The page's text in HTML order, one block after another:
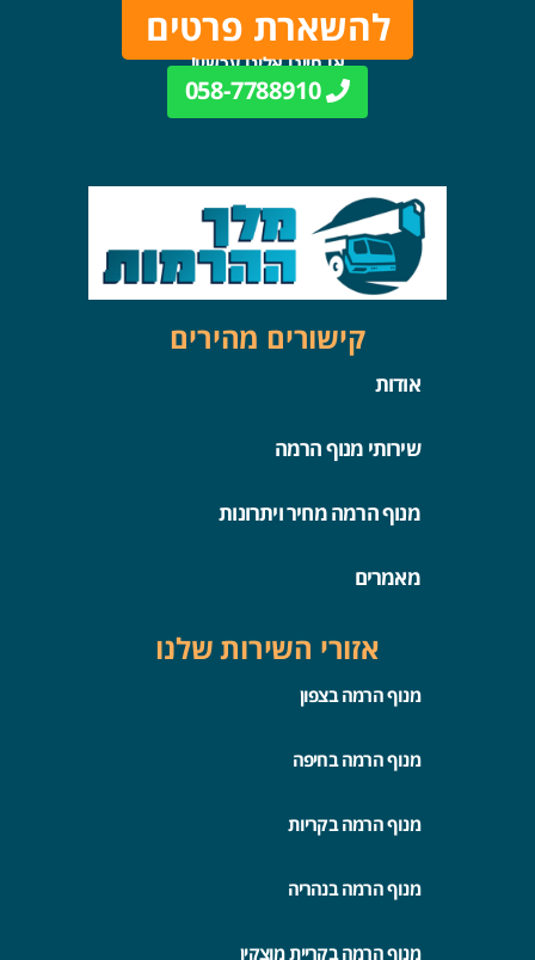
להשארת פרטים
או חייגו אלינו עכשיו!
058-7788910
קישורים מהירים
אודות
שירותי מנוף הרמה
מנוף הרמה מחיר ויתרונות
מאמרים
אזורי השירות שלנו
מנוף הרמה בצפון
מנוף הרמה בחיפה
מנוף הרמה בקריות
מנוף הרמה בנהריה
מנוף הרמה בקריית מוצקין